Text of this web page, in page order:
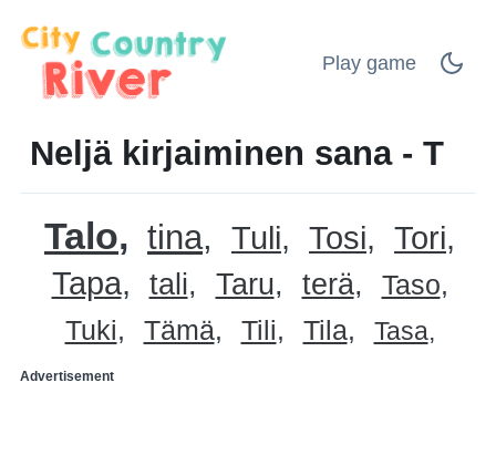
Play game
Neljä kirjaiminen sana - T
Talo tina Tuli Tosi
Tori
Tapa
tali Taru terä
Taso
Tuki
Tämä Tili Tila Tasa
Advertisement